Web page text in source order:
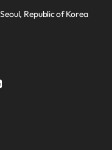
Republic of Korea